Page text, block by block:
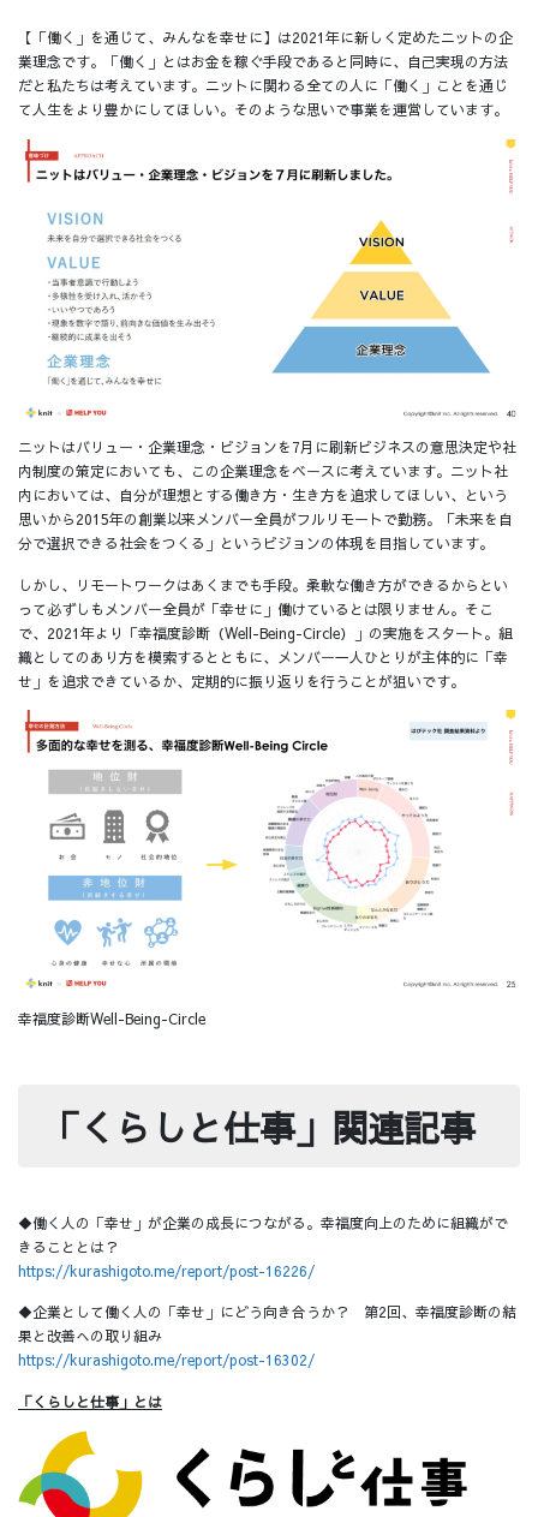
【「働く」を通じて、みんなを幸せに】は2021年に新しく定めたニットの企
業理念です。「働く」とはお金を稼ぐ手段であると同時に、自己実現の方法
だと私たちは考えています。ニットに関わる全ての人に「働く」ことを通じ
て人生をより豊かにしてほしい。そのような思いで事業を運営しています。
ニットはバリュー・企業理念・ビジョンを7月に刷新ビジネスの意思決定や社
内制度の策定においても、この企業理念をベースに考えています。ニット社
内においては、自分が理想とする働き方・生き方を追求してほしい、という
思いから2015年の創業以来メンバー全員がフルリモートで勤務。「未来を自
分で選択できる社会をつくる」というビジョンの体現を目指しています。
しかし、リモートワークはあくまでも手段。柔軟な働き方ができるからとい
って必ずしもメンバー全員が「幸せに」働けているとは限りません。そこ
で、2021年より「幸福度診断（Well-Being-Circle）」の実施をスタート。組
織としてのあり方を模索するとともに、メンバー一人ひとりが主体的に「幸
せ」を追求できているか、定期的に振り返りを行うことが狙いです。
幸福度診断Well-Being-Circle
「くらしと仕事」関連記事
◆働く人の「幸せ」が企業の成長につながる。幸福度向上のために組織がで
きることとは？
https://kurashigoto.me/report/post-16226/
◆企業として働く人の「幸せ」にどう向き合うか？ 第2回、幸福度診断の結
果と改善への取り組み
https://kurashigoto.me/report/post-16302/
「くらしと仕事」とは